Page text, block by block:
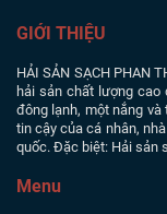
GIỚI THIỆU
HẢI SẢN SẠCH PHAN
hải sản chất lượng
đông lạnh, một nắng
tin cậy của cá nhân,
quốc. Đặc biệt: Hải sản
Menu